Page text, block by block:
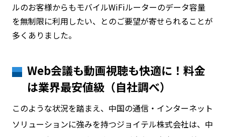
ルのお客様からもモバイルWiFiルーターのデータ容量
を無制限に利用したい、とのご要望が寄せられることが
多くありました。
Web会議も動画視聴も快適に！料金
は業界最安値級（自社調べ）
このような状況を踏まえ、中国の通信・インターネット
ソリューションに強みを持つジョイテル株式会社は、中